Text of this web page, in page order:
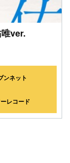
ver.
ンネット
レコード